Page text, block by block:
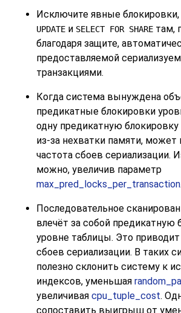
Исключите явные блокировки,
UPDATE и SELECT FOR SHARE там,
благодаря защите,
предоставляемой
транзакциями.
Когда система вынуждена
предикатные блокировки
одну предикатную
из-за нехватки памяти, может
частота сбоев сериализации.
можно, увеличив параметр
max_pred_locks_per_transaction.
Последовательное
влечёт за собой предикатную
уровне таблицы. Это
сбоев сериализации. В таких
полезно склонить систему к
индексов, уменьшая
увеличивая cpu_tuple_cost.
сопоставить выигрыш от